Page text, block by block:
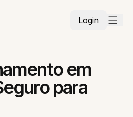
Login
em
para